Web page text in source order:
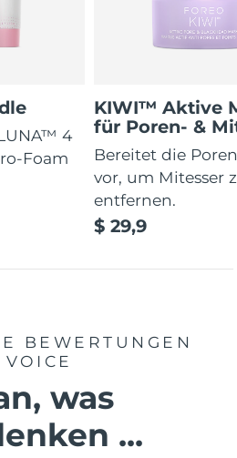
4
Foam
KIWI™ Aktive
für Poren- &
Bereitet die
vor, um Mitesser
entfernen.
$ 29,9
BEWERTUNGEN
was
...